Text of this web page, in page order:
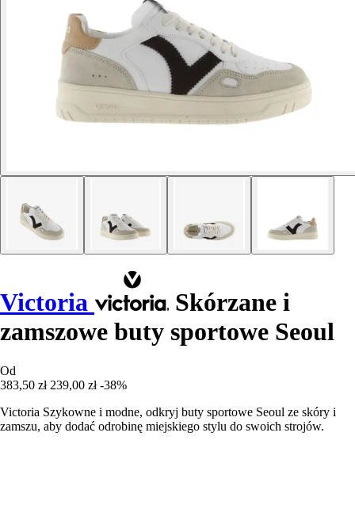
Victoria
Skórzane i
zamszowe buty sportowe Seoul
Od
383,50 zł 239,00 zł -38%
Victoria Szykowne i modne, odkryj buty sportowe Seoul ze skóry i
zamszu, aby dodać odrobinę miejskiego stylu do swoich strojów.